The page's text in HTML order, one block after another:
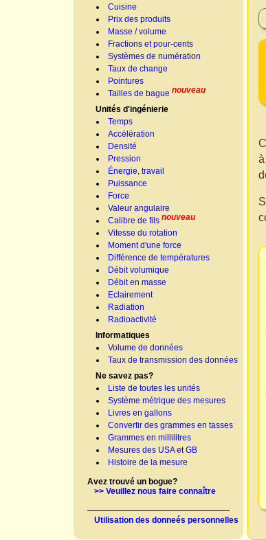
Cuisine
Prix des produits
Masse / volume
Fractions et pour-cents
Systèmes de numération
Taux de change
Pointures
Tailles de bague nouveau
Unités d'ingénierie
Temps
Accélération
Densité
Pression
Énergie, travail
Puissance
Force
Valeur angulaire
Calibre de fils nouveau
Vitesse du rotation
Moment d'une force
Différence de températures
Débit volumique
Débit en masse
Eclairement
Radiation
Radioactivité
Informatiques
Volume de données
Taux de transmission des données
Ne savez pas?
Liste de toutes les unités
Système métrique des mesures
Livres en gallons
Convertir des grammes en tasses
Grammes en millilitres
Mesures des USA et GB
Histoire de la mesure
Avez trouvé un bogue?
>> Veuillez nous faire connaître
Utilisation des donneés personnelles